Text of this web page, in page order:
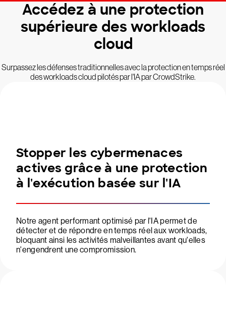
Accédez à une protection
supérieure des workloads
cloud
Surpassez les défenses traditionnelles avec la protection en temps réel
des workloads cloud pilotés par l'IA par CrowdStrike.
Stopper les cybermenaces
actives grâce à une protection
à l'exécution basée sur l'IA
Notre agent performant optimisé par l'IA permet de
détecter et de répondre en temps réel aux workloads,
bloquant ainsi les activités malveillantes avant qu'elles
n'engendrent une compromission.